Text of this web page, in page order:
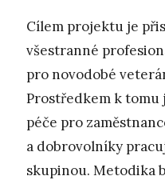
Cílem projektu je
všestranné
pro novodobé
Prostředkem k
péče pro
a dobrovolníky
skupinou. Metodika